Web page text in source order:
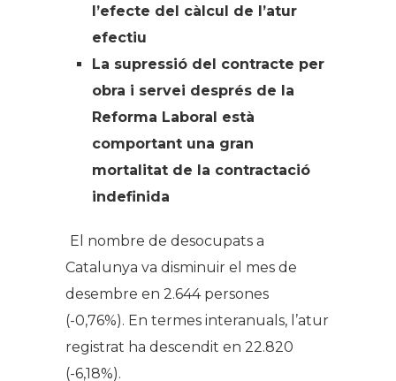
l’efecte del càlcul de l’atur
efectiu
La supressió del contracte per
obra i servei després de la
Reforma Laboral està
comportant una gran
mortalitat de la contractació
indefinida
El nombre de desocupats a
Catalunya va disminuir el mes de
desembre en 2.644 persones
(-0,76%). En termes interanuals, l’atur
registrat ha descendit en 22.820
(-6,18%).